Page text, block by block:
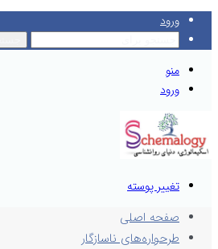
ورود
منو
ورود
تغییر پوسته
صفحه اصلی
طرحواره‌های ناسازگار